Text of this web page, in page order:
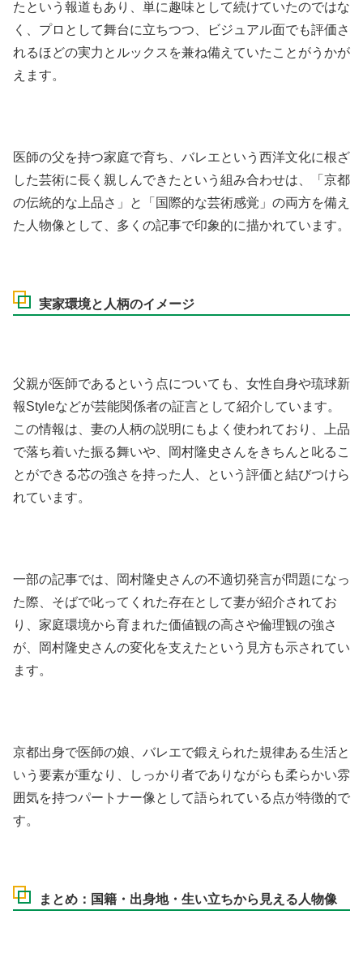
たという報道もあり、単に趣味として続けていたのではな
く、プロとして舞台に立ちつつ、ビジュアル面でも評価さ
れるほどの実力とルックスを兼ね備えていたことがうかが
えます。
医師の父を持つ家庭で育ち、バレエという西洋文化に根ざ
した芸術に長く親しんできたという組み合わせは、「京都
の伝統的な上品さ」と「国際的な芸術感覚」の両方を備え
た人物像として、多くの記事で印象的に描かれています。
実家環境と人柄のイメージ
父親が医師であるという点についても、女性自身や琉球新
報Styleなどが芸能関係者の証言として紹介しています。
この情報は、妻の人柄の説明にもよく使われており、上品
で落ち着いた振る舞いや、岡村隆史さんをきちんと叱るこ
とができる芯の強さを持った人、という評価と結びつけら
れています。
一部の記事では、岡村隆史さんの不適切発言が問題になっ
た際、そばで叱ってくれた存在として妻が紹介されてお
り、家庭環境から育まれた価値観の高さや倫理観の強さ
が、岡村隆史さんの変化を支えたという見方も示されてい
ます。
京都出身で医師の娘、バレエで鍛えられた規律ある生活と
いう要素が重なり、しっかり者でありながらも柔らかい雰
囲気を持つパートナー像として語られている点が特徴的で
す。
まとめ：国籍・出身地・生い立ちから見える人物像